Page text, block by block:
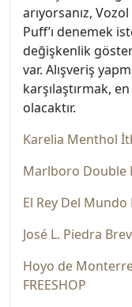
arıyorsanız,
Puff’ı denemek
değişkenlik
var. Alışveriş
karşılaştırmak,
olacaktır.
Karelia Menthol
Marlboro Double
El Rey Del Mundo
José L. Piedra
Hoyo de
FREESHOP